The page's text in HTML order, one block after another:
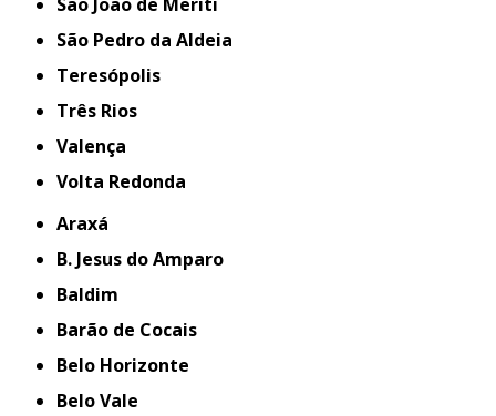
São Pedro da Aldeia
Teresópolis
Três Rios
Valença
Volta Redonda
Araxá
B. Jesus do Amparo
Baldim
Barão de Cocais
Belo Horizonte
Belo Vale